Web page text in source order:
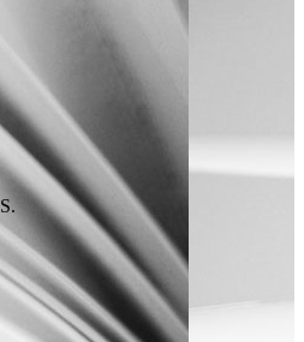
S.